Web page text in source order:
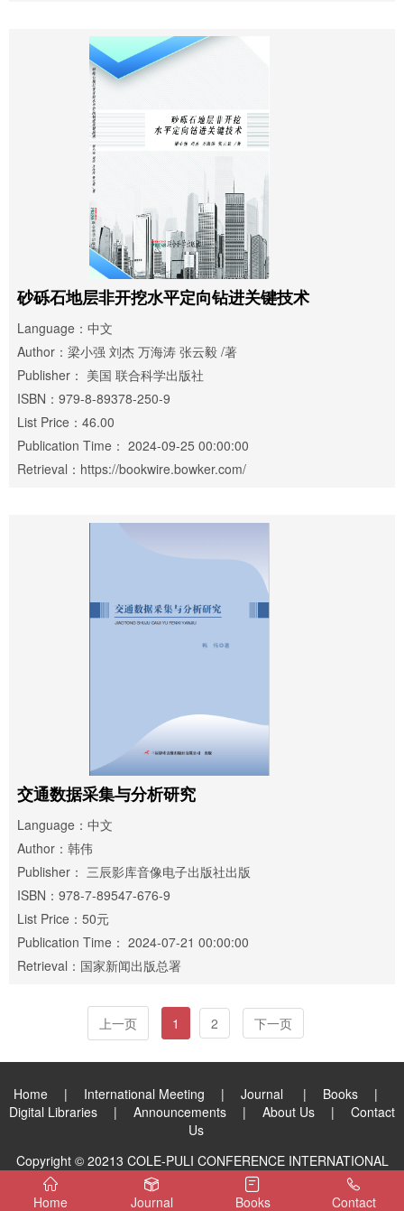
砂砾石地层非开挖水平定向钻进关键技术
Language：中文
Author：梁小强 刘杰 万海涛 张云毅 /著
Publisher： 美国 联合科学出版社
ISBN：979-8-89378-250-9
List Price：46.00
Publication Time： 2024-09-25 00:00:00
Retrieval：https://bookwire.bowker.com/
交通数据采集与分析研究
Language：中文
Author：韩伟
Publisher： 三辰影库音像电子出版社出版
ISBN：978-7-89547-676-9
List Price：50元
Publication Time： 2024-07-21 00:00:00
Retrieval：国家新闻出版总署
上一页 1 2 下一页
Home | International Meeting | Journal | Books |
Digital Libraries | Announcements | About Us | Contact
Us
Copyright © 20213 COLE-PULI CONFERENCE INTERNATIONAL
PUBLISHING GROUP LIMITED. All Rights Reserved.
Home
Journal Books Contact